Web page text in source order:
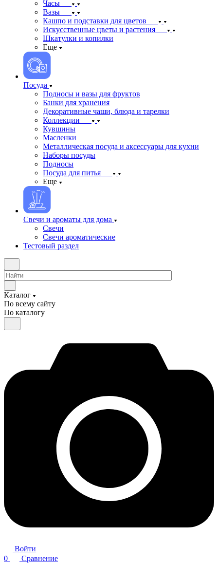
Часы
Вазы
Кашпо и подставки для цветов
Искусственные цветы и растения
Шкатулки и копилки
Еще
Посуда
Подносы и вазы для фруктов
Банки для хранения
Декоративные чаши, блюда и тарелки
Коллекции
Кувшины
Масленки
Металлическая посуда и аксессуары для кухни
Наборы посуды
Подносы
Посуда для питья
Еще
Свечи и ароматы для дома
Свечи
Свечи ароматические
Тестовый раздел
Каталог
По всему сайту
По каталогу
Войти
0
Сравнение